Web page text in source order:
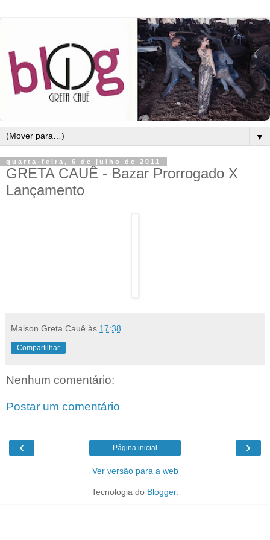
▼
quarta-feira, 6 de julho de 2011
GRETA CAUÊ - Bazar Prorrogado X
Lançamento
Maison Greta Cauê às 17:38
Compartilhar
Nenhum comentário:
Postar um comentário
‹ ›
Página inicial
Ver versão para a web
Tecnologia do Blogger.